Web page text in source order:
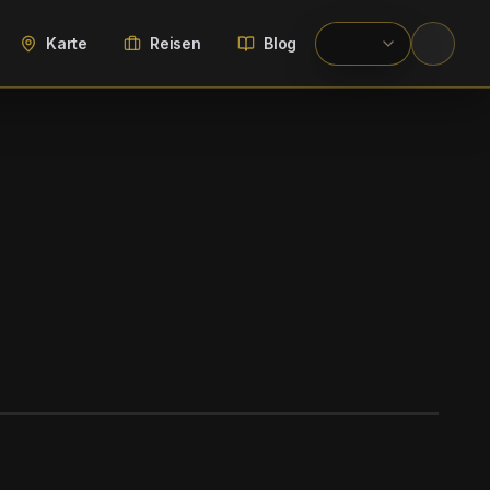
Karte Reisen Blog